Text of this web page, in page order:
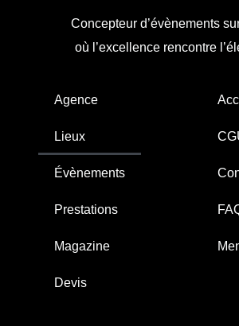
Concepteur d’évènements
où l’excellence rencontre
Agence
Lieux
Évènements
Prestations
Magazine
Devis